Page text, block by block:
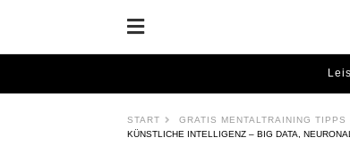
START GRATIS MENTALTRAINING
KÜNSTLICHE INTELLIGENZ – BIG DATA,